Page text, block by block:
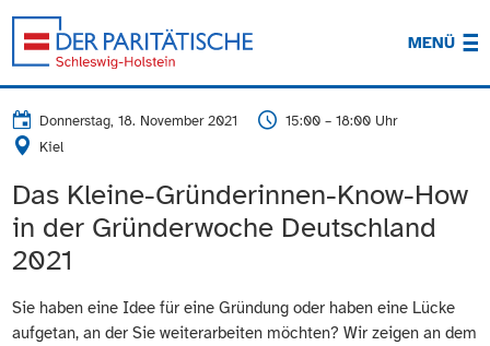
MENÜ
Donnerstag, 18. November 2021
15:00 – 18:00 Uhr
Kiel
Das Kleine-Gründerinnen-Know-How
in der Gründerwoche Deutschland
2021
Sie haben eine Idee für eine Gründung oder haben eine Lücke
aufgetan, an der Sie weiterarbeiten möchten? Wir zeigen an dem